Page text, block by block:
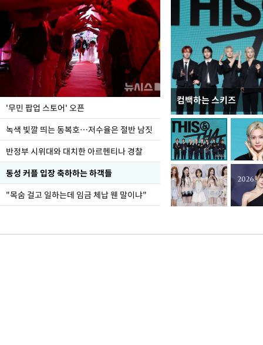
'무민 팝업 스토어' 오픈
녹색 빛깔 띄는 동복호…저수율은 절반 남짓
반정부 시위대와 대치한 아르헨티나 경찰
동성 커플 입장 축하하는 하객들
"목숨 걸고 일하는데 임금 체납 웬 말이냐"
컴백하는 스키즈
지석천 뒤덮은 개구리